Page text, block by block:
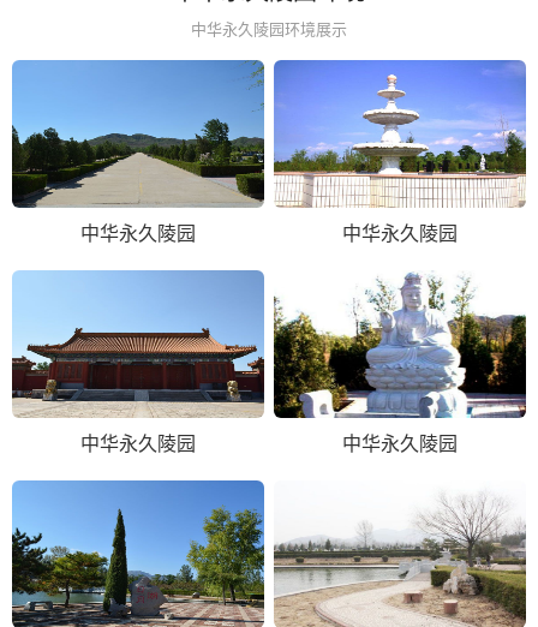
中华永久陵园环境展示
中华永久陵园 中华永久陵园
中华永久陵园 中华永久陵园